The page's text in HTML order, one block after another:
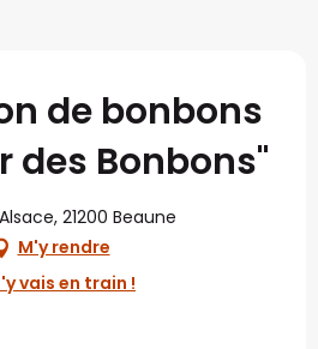
de bonbons
des Bonbons"
21200 Beaune
M'y rendre
vais en train !